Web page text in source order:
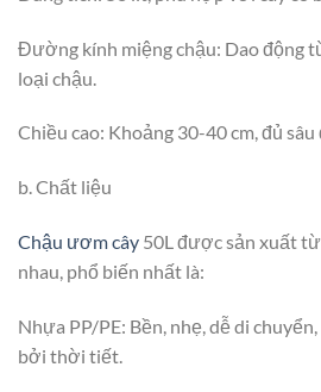
Đường kính miệng chậu: Dao động
loại chậu.
Chiều cao: Khoảng 30-40 cm, đủ
b. Chất liệu
Chậu ươm cây 50L được sản xuất
nhau, phổ biến nhất là:
Nhựa PP/PE: Bền, nhẹ, dễ di
bởi thời tiết.